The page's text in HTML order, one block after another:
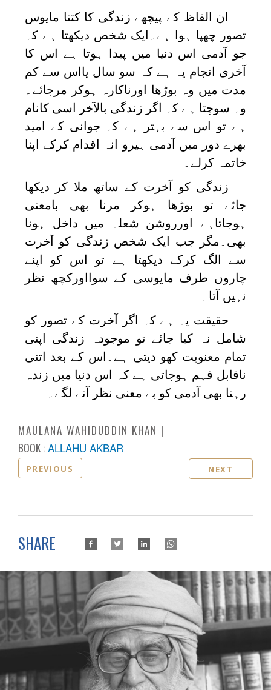
ان الفاظ کے پیچھے زندگی کا کتنا مایوس
تصور چھپا ہوا ہے۔ایک شخص دیکھتا ہے کہ
جو آدمی اس دنیا میں پیدا ہوتا ہے اس کا
آخری انجام یہ ہے کہ سو سال یااس سے کم
مدت میں وہ بوڑھا اورناکارہ ہوکر مرجائے۔
وہ سوچتا ہے کہ اگر زندگی بالآخر اسی کانام
ہے تو اس سے بہتر ہے کہ جوانی کے امید
بھرے دور میں آدمی ہیرو انہ اقدام کرکے اپنا
خاتمہ کرلے۔
زندگی کو آخرت کے ساتھ ملا کر دیکھا
جائے تو بوڑھا ہوکر مرنا بھی بامعنی
ہوجاتاہے اورروشن شعلہ میں داخل ہونا
بھی۔مگر جب ایک شخص زندگی کو آخرت
سے الگ کرکے دیکھتا ہے تو اس کو اپنے
چاروں طرف مایوسی کے سوااورکچھ نظر
نہیں آتا۔
حقیقت یہ ہے کہ اگر آخرت کے تصور کو
شامل نہ کیا جائے تو موجودہ زندگی اپنی
تمام معنویت کھو دیتی ہے۔اس کے بعد اتنی
ناقابل فہم ہوجاتی ہے کہ اس دنیا میں زندہ
رہنا بھی آدمی کو بے معنی نظر آنے لگے۔
MAULANA WAHIDUDDIN KHAN
BOOK : ALLAHU AKBAR
PREVIOUS NEXT
SHARE